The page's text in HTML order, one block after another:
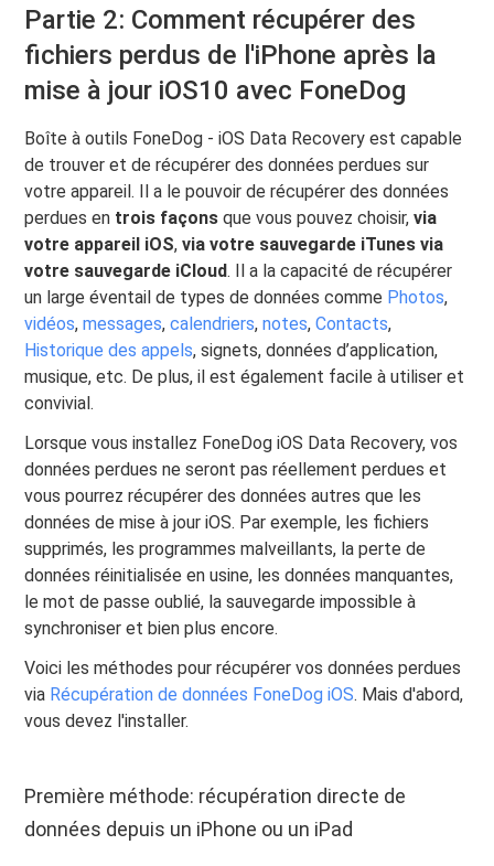
Partie 2: Comment récupérer des
fichiers perdus de l'iPhone après la
mise à jour iOS10 avec FoneDog
Boîte à outils FoneDog - iOS Data Recovery est capable
de trouver et de récupérer des données perdues sur
votre appareil. Il a le pouvoir de récupérer des données
perdues en trois façons que vous pouvez choisir,via
votre appareil iOS,via votre sauvegarde iTunes via
votre sauvegarde iCloud. Il a la capacité de récupérer
un large éventail de types de données comme Photos,
vidéos,messages,calendriers,notes,Contacts,
Historique des appels, signets, données d’application,
musique, etc. De plus, il est également facile à utiliser et
convivial.
Lorsque vous installez FoneDog iOS Data Recovery, vos
données perdues ne seront pas réellement perdues et
vous pourrez récupérer des données autres que les
données de mise à jour iOS. Par exemple, les fichiers
supprimés, les programmes malveillants, la perte de
données réinitialisée en usine, les données manquantes,
le mot de passe oublié, la sauvegarde impossible à
synchroniser et bien plus encore.
Voici les méthodes pour récupérer vos données perdues
via Récupération de données FoneDog iOS. Mais d'abord,
vous devez l'installer.
Première méthode: récupération directe de
données depuis un iPhone ou un iPad